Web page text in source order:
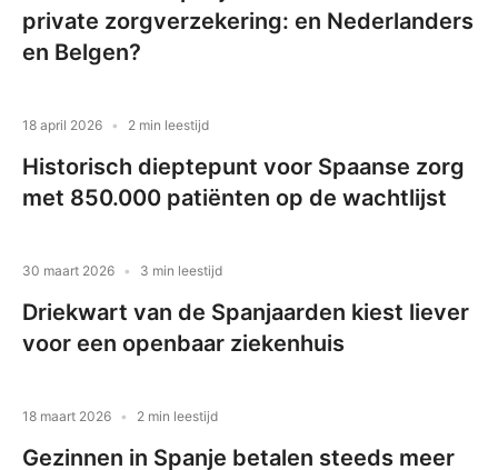
private zorgverzekering: en Nederlanders
en Belgen?
18 april 2026 2 min leestijd
Historisch dieptepunt voor Spaanse zorg
met 850.000 patiënten op de wachtlijst
30 maart 2026 3 min leestijd
Driekwart van de Spanjaarden kiest liever
voor een openbaar ziekenhuis
18 maart 2026 2 min leestijd
Gezinnen in Spanje betalen steeds meer